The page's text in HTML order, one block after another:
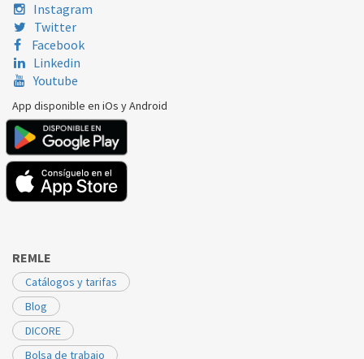
FAGOR
Instagram
Twitter
Facebook
Linkedin
Youtube
App disponible en iOs y Android
REMLE
Catálogos y tarifas
Blog
DICORE
Bolsa de trabajo